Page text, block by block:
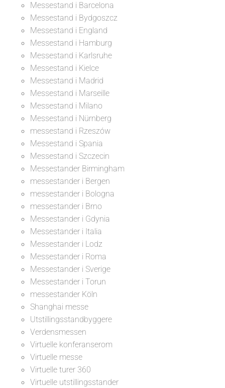
Messestand i Barcelona
Messestand i Bydgoszcz
Messestand i England
Messestand i Hamburg
Messestand i Karlsruhe
Messestand i Kielce
Messestand i Madrid
Messestand i Marseille
Messestand i Milano
Messestand i Nürnberg
messestand i Rzeszów
Messestand i Spania
Messestand i Szczecin
Messestander Birmingham
messestander i Bergen
messestander i Bologna
messestander i Brno
Messestander i Gdynia
Messestander i Italia
Messestander i Lodz
Messestander i Roma
Messestander i Sverige
Messestander i Torun
messestander Köln
Shanghai messe
Utstillingsstandbyggere
Verdensmessen
Virtuelle konferanserom
Virtuelle messe
Virtuelle turer 360
Virtuelle utstillingsstander